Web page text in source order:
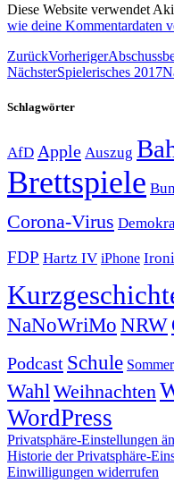
Diese Website verwendet
wie deine Kommentardaten
ZurückVorheriger
NächsterSpielerisches 2017
Schlagwörter
AfD Apple Auszug
Brettspiele
Corona-Virus
FDP Hartz IV iPhone
NaNoWriMo NRW
Podcast Schule Sommer
WahlWeihnachten
WordPress
Privatsphäre-Einstellungen
Historie der Privatsphäre-
Einwilligungen widerrufen